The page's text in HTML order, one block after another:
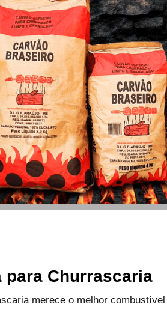
para Churrascaria
merece o melhor